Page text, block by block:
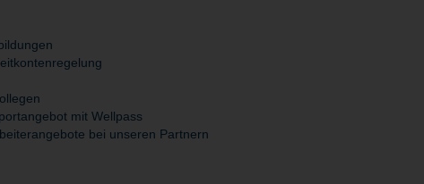
mit Wellpass
bei unseren Partnern